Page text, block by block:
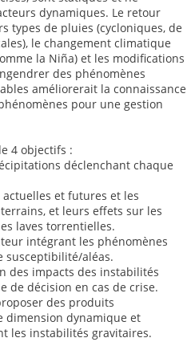
dynamiques. Le retour
types de pluies (cycloniques, de
le changement climatique
la Niña) et les modifications
des phénomènes
améliorerait la connaissance
pour une gestion
4 objectifs :
déclenchant chaque
actuelles et futures et les
et leurs effets sur les
laves torrentielles.
intégrant les phénomènes
susceptibilité/aléas.
des impacts des instabilités
de décision en cas de crise.
des produits
dimension dynamique et
les instabilités gravitaires.